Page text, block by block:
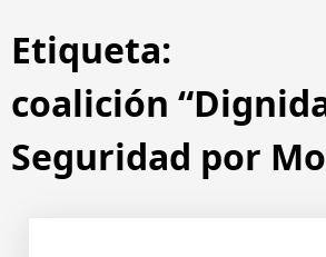
Etiqueta:
coalición
Seguridad por